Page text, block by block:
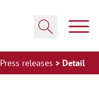
Press releases Detail